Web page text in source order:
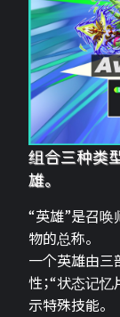
组合三种类
雄。
“英雄”是召唤
物的总称。
一个英雄由三
性；“状态记忆
示特殊技能。